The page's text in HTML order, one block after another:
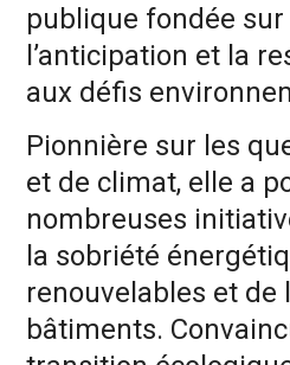
publique fondée
l’anticipation et la
aux défis
Pionnière sur les
et de climat, elle a
nombreuses
la sobriété
renouvelables et de
bâtiments.